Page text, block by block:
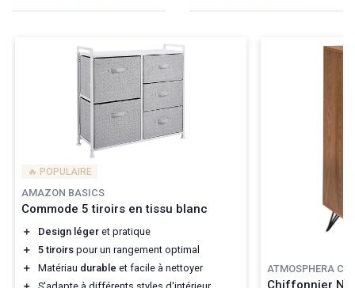
🔥 POPULAIRE
AMAZON BASICS
Commode 5 tiroirs en tissu blanc
＋ Design léger et pratique
＋
5 tiroirs pour un rangement optimal
＋
Matériau durable et facile à nettoyer
ATMOSPHERA
Chiffonnier